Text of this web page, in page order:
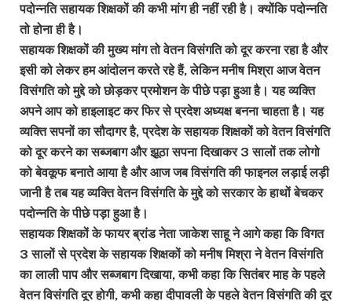
पदोन्नति सहायक शिक्षकों की कभी मांग ही नहीं रही है। क्योंकि पदोन्नति
तो होना ही है।
सहायक शिक्षकों की मुख्य मांग तो वेतन विसंगति को दूर करना रहा है और
इसी को लेकर हम आंदोलन करते रहे हैं, लेकिन मनीष मिश्रा आज वेतन
विसंगति को मुद्दे को छोड़कर प्रमोशन के पीछे पड़ा हुआ है। यह व्यक्ति
अपने आप को हाइलाइट कर फिर से प्रदेश अध्यक्ष बनना चाहता है। यह
व्यक्ति सपनों का सौदागर है, प्रदेश के सहायक शिक्षकों को वेतन विसंगति
को दूर करने का सब्जबाग और झूठा सपना दिखाकर 3 सालों तक लोगो
को बेवकूफ बनाते आया है और आज जब विसंगति की फाइनल लड़ाई लड़ी
जानी है तब यह व्यक्ति वेतन विसंगति के मुद्दे को सरकार के हाथों बेचकर
पदोन्नति के पीछे पड़ा हुआ है।
सहायक शिक्षकों के फायर ब्रांड नेता जाकेश साहू ने आगे कहा कि विगत
3 सालों से प्रदेश के सहायक शिक्षकों को मनीष मिश्रा ने वेतन विसंगति
का लाली पाप और सब्जबाग दिखाया, कभी कहा कि सितंबर माह के पहले
वेतन विसंगति दूर होगी, कभी कहा दीपावली के पहले वेतन विसंगति की दूर